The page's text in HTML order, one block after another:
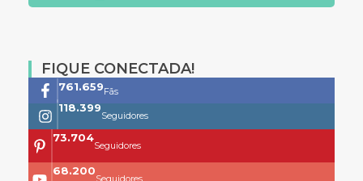
FIQUE CONECTADA!
761.659Fãs
118.399
Seguidores
73.704
Seguidores
68.200
Seguidores